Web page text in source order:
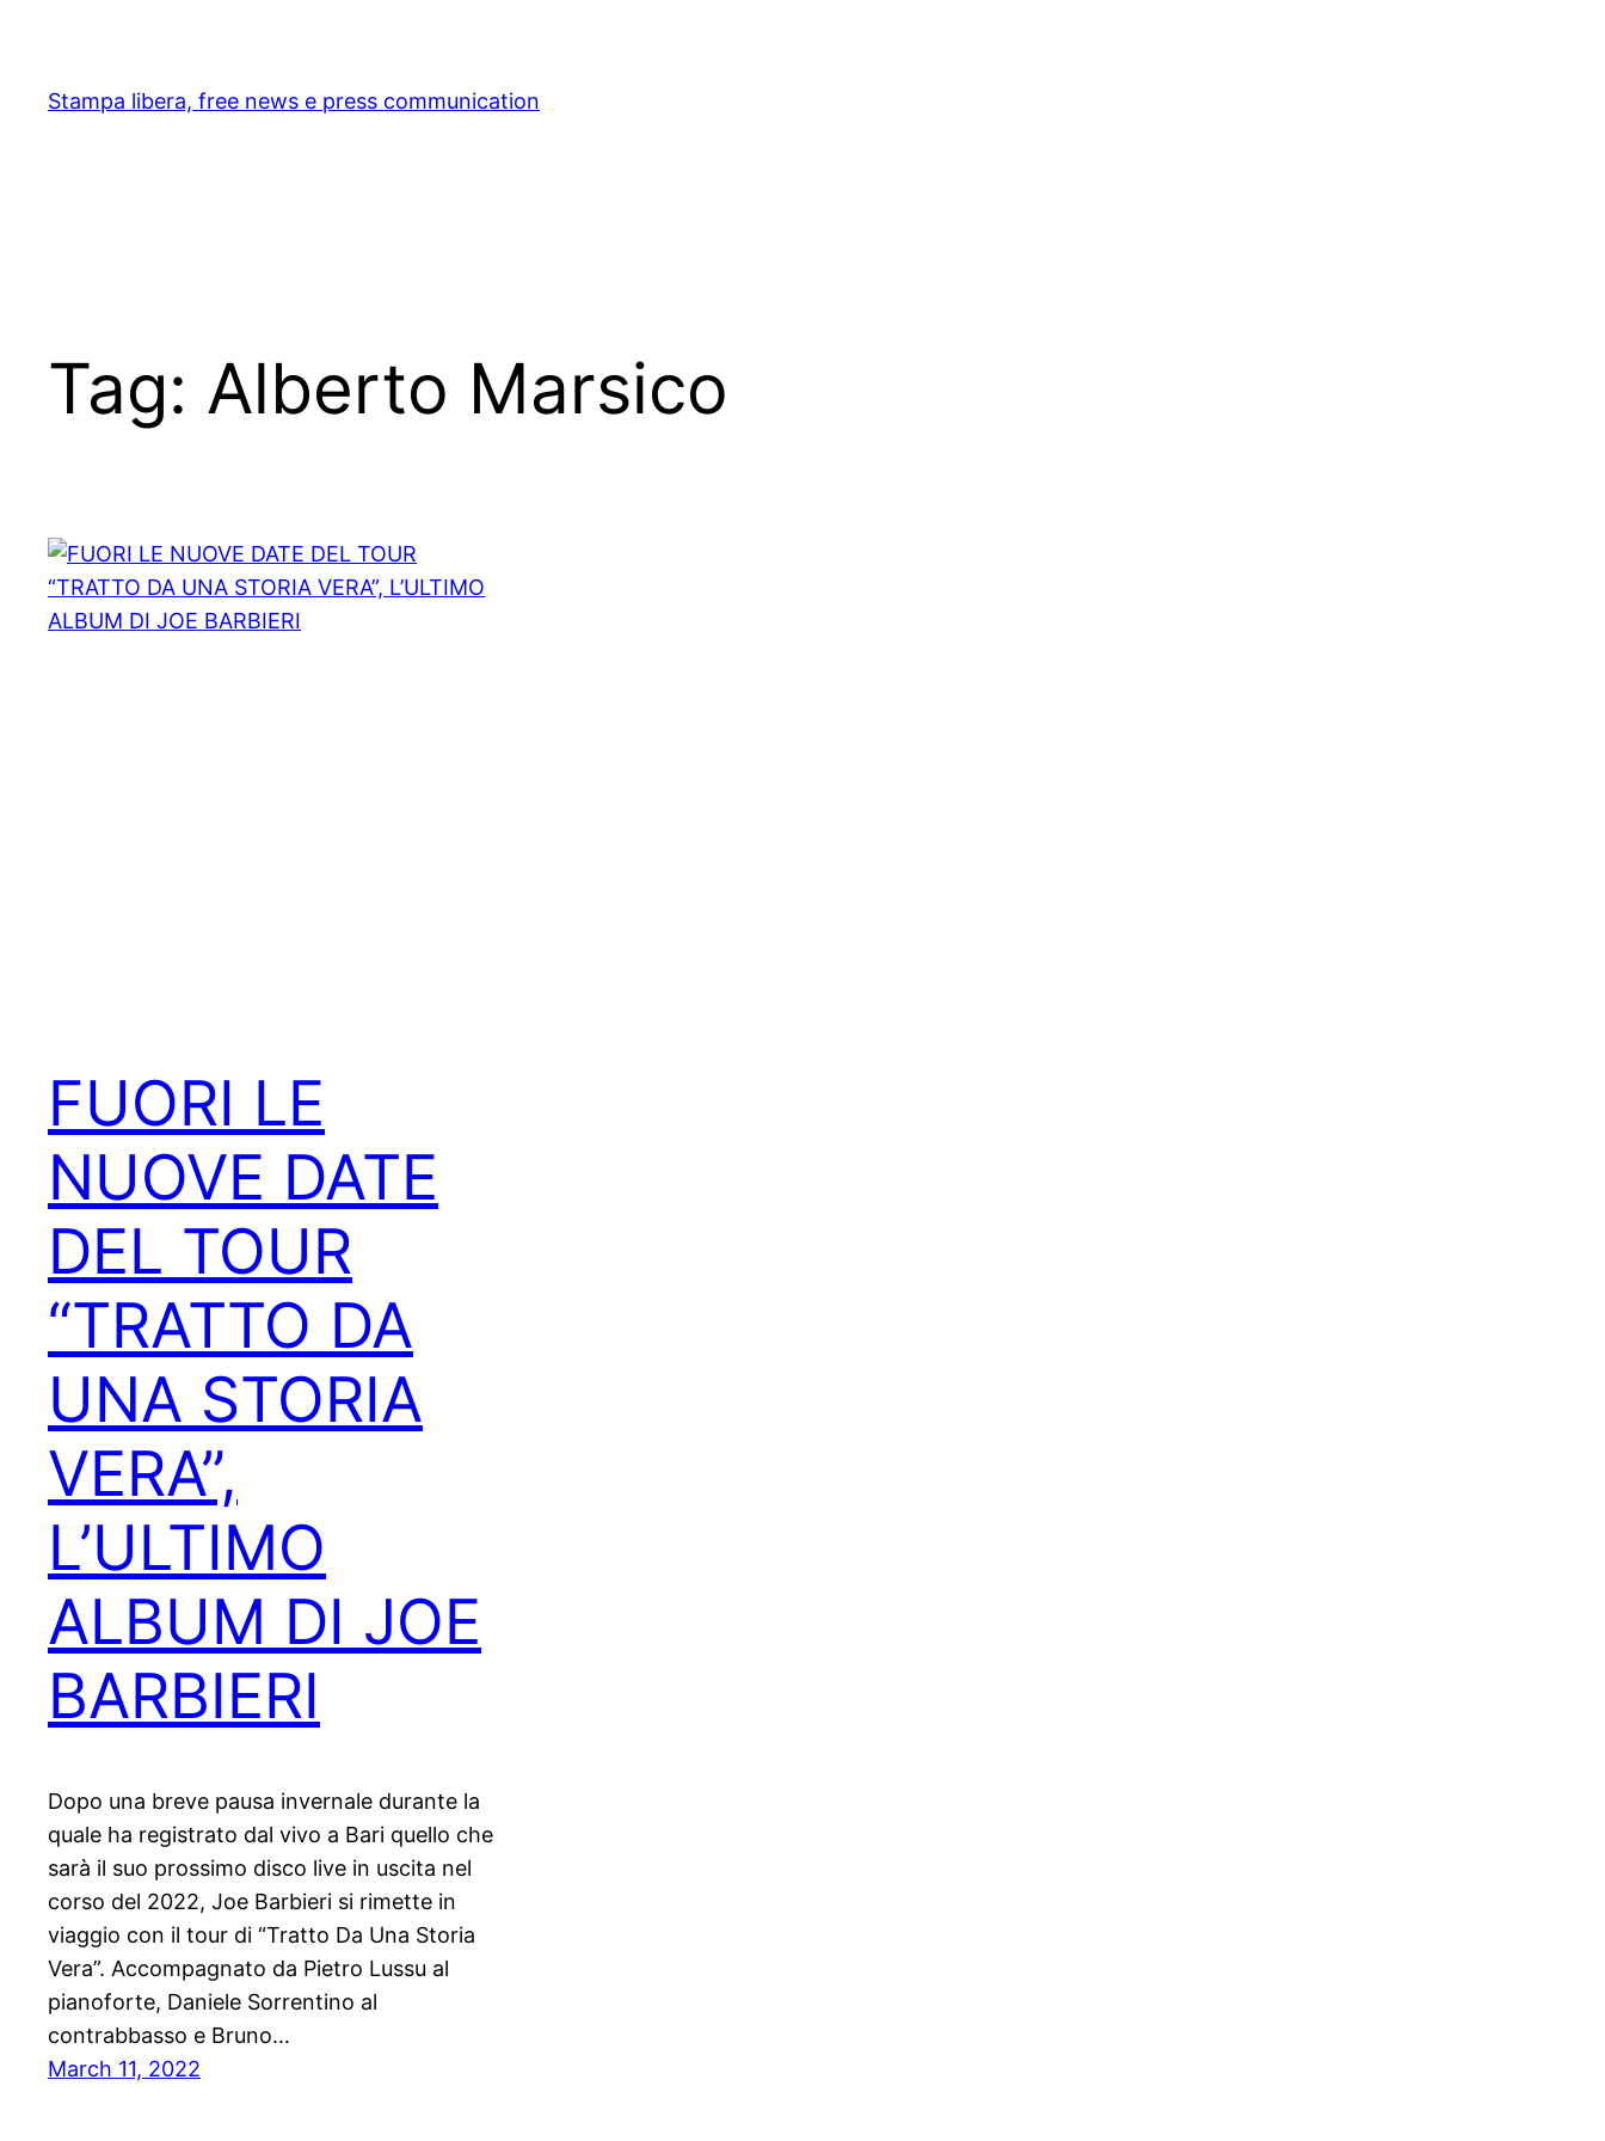
content
Stampa libera, free news e press communication
Tag: Alberto Marsico
FUORI LE
NUOVE DATE
DEL TOUR
“TRATTO DA
UNA STORIA
VERA”,
L’ULTIMO
ALBUM DI JOE
BARBIERI
Dopo una breve pausa invernale durante la
quale ha registrato dal vivo a Bari quello che
sarà il suo prossimo disco live in uscita nel
corso del 2022, Joe Barbieri si rimette in
viaggio con il tour di “Tratto Da Una Storia
Vera”. Accompagnato da Pietro Lussu al
pianoforte, Daniele Sorrentino al
contrabbasso e Bruno…
March 11, 2022